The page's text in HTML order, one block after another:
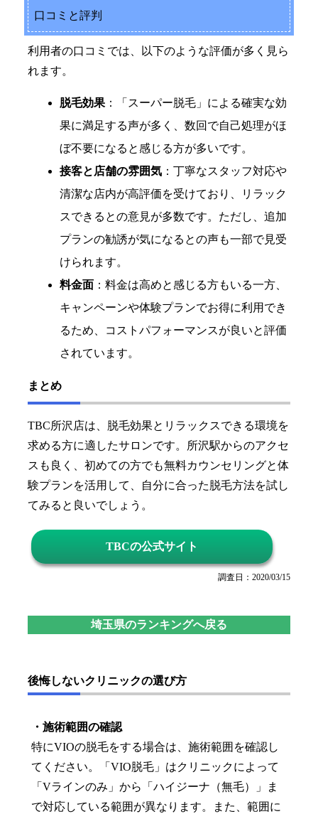
口コミと評判
利用者の口コミでは、以下のような評価が多く見ら
れます。
脱毛効果 ：「スーパー脱毛」による確実な効
果に満足する声が多く、数回で自己処理がほ
ぼ不要になると感じる方が多いです。
接客と店舗の雰囲気 ：丁寧なスタッフ対応や
清潔な店内が高評価を受けており、リラック
スできるとの意見が多数です。ただし、追加
プランの勧誘が気になるとの声も一部で見受
けられます。
料金面 ：料金は高めと感じる方もいる一方、
キャンペーンや体験プランでお得に利用でき
るため、コストパフォーマンスが良いと評価
されています。
まとめ
TBC所沢店は、脱毛効果とリラックスできる環境を
求める方に適したサロンです。所沢駅からのアクセ
スも良く、初めての方でも無料カウンセリングと体
験プランを活用して、自分に合った脱毛方法を試し
てみると良いでしょう。
TBCの公式サイト
調査日：2020/03/15
埼玉県のランキングへ戻る
後悔しないクリニックの選び方
・施術範囲の確認
特にVIOの脱毛をする場合は、施術範囲を確認し
てください。「VIO脱毛」はクリニックによって
「Vラインのみ」から「ハイジーナ（無毛）」ま
で対応している範囲が異なります。また、範囲に